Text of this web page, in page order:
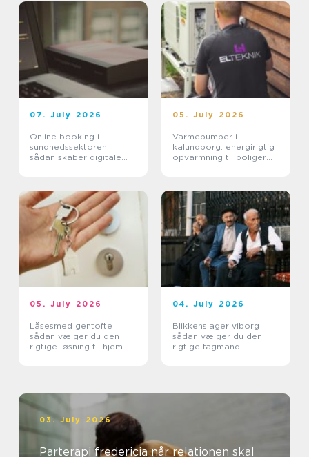
07. July 2026
Online booking i
sundhedssektoren:
sådan skaber digitale
05. July 2026
Varmepumper i
kalundborg: energirigtig
opvarmning til boliger
05. July 2026
Låsesmed gentofte
sådan vælger du den
rigtige løsning til hjem
04. July 2026
Blikkenslager viborg
sådan vælger du den
rigtige fagmand
03. July 2026
Parterapi fredericia når relationen skal